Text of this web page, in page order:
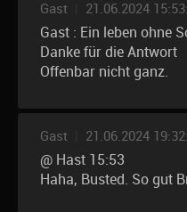
Gast 21.06.2024
Gast : Ein leben ohne
Danke für die Antwort
Offenbar nicht ganz.
Gast 21.06.2024
@ Hast 15:53
Haha, Busted. So gut